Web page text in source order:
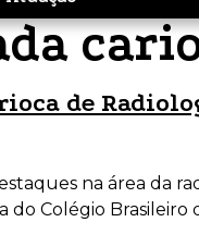
de
na área da
Colégio